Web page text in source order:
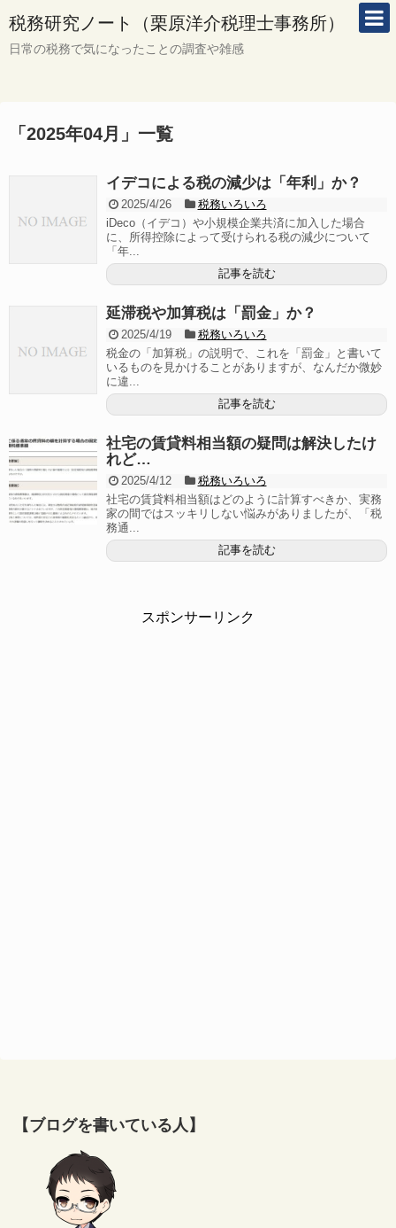
税務研究ノート（栗原洋介税理士事務所）
日常の税務で気になったことの調査や雑感
「 2025年04月 」 一覧
イデコによる税の減少は「年利」か？
2025/4/26
税務いろいろ
iDeco（イデコ）や小規模企業共済に加入した場合
に、所得控除によって受けられる税の減少について
「年...
記事を読む
延滞税や加算税は「罰金」か？
2025/4/19
税務いろいろ
税金の「加算税」の説明で、これを「罰金」と書いて
いるものを見かけることがありますが、なんだか微妙
に違...
記事を読む
社宅の賃貸料相当額の疑問は解決したけ
れど…
2025/4/12
税務いろいろ
社宅の賃貸料相当額はどのように計算すべきか、実務
家の間ではスッキリしない悩みがありましたが、「税
務通...
記事を読む
スポンサーリンク
【ブログを書いている人】